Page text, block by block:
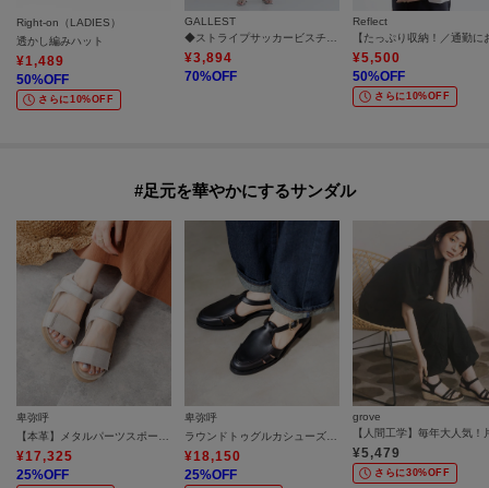
Right-on（LADIES）
透かし編みハット
¥1,489
50%OFF
さらに10%OFF
GALLEST
¥3,894
70%OFF
Reflect
¥5,500
50%OFF
さらに10%OFF
#足元を華やかにするサンダル
卑弥呼
【本革】メタルパーツスポーツサンダル/651203
¥17,325
25%OFF
卑弥呼
ラウンドトゥグルカシューズ／661502
¥18,150
25%OFF
grove
¥5,479
さらに30%OFF